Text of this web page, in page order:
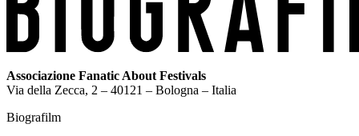
Associazione Fanatic About Festivals
Via della Zecca, 2 – 40121 – Bologna – Italia
Biografilm